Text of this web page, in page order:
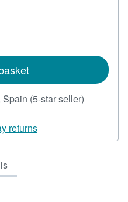
Spain (5-star seller)
out
returns